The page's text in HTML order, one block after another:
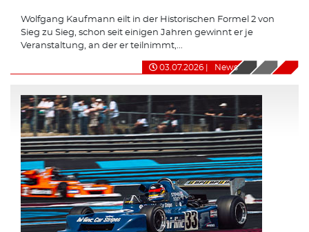
Wolfgang Kaufmann eilt in der Historischen Formel 2 von
Sieg zu Sieg, schon seit einigen Jahren gewinnt er je
Veranstaltung, an der er teilnimmt,...
03.07.2026 News